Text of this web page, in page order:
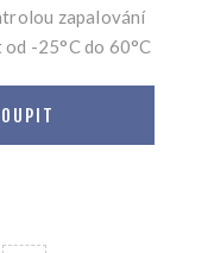
zapalování
-25°C do 60°C